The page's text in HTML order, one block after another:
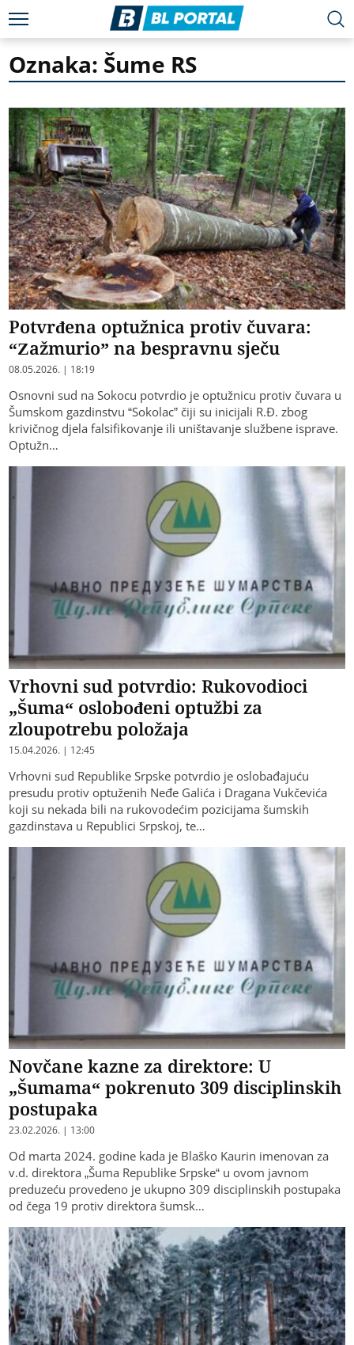
Oznaka: Šume RS
Potvrđena optužnica protiv čuvara:
“Zažmurio” na bespravnu sječu
08.05.2026. | 18:19
Osnovni sud na Sokocu potvrdio je optužnicu protiv čuvara u
Šumskom gazdinstvu “Sokolac” čiji su inicijali R.Đ. zbog
krivičnog djela falsifikovanje ili uništavanje službene isprave.
Optužn…
Vrhovni sud potvrdio: Rukovodioci
„Šuma“ oslobođeni optužbi za
zloupotrebu položaja
15.04.2026. | 12:45
Vrhovni sud Republike Srpske potvrdio je oslobađajuću
presudu protiv optuženih Neđe Galića i Dragana Vukčevića
koji su nekada bili na rukovodećim pozicijama šumskih
gazdinstava u Republici Srpskoj, te…
Novčane kazne za direktore: U
„Šumama“ pokrenuto 309 disciplinskih
postupaka
23.02.2026. | 13:00
Od marta 2024. godine kada je Blaško Kaurin imenovan za
v.d. direktora „Šuma Republike Srpske“ u ovom javnom
preduzeću provedeno je ukupno 309 disciplinskih postupaka
od čega 19 protiv direktora šumsk…